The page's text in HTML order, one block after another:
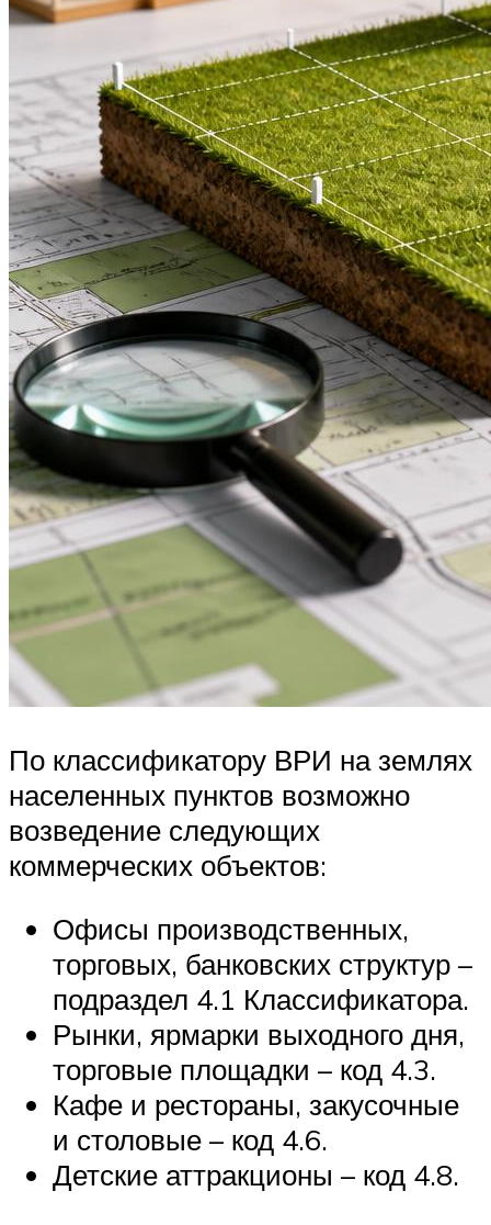
По классификатору ВРИ на землях
населенных пунктов возможно
возведение следующих
коммерческих объектов:
Офисы производственных,
торговых, банковских структур –
подраздел 4.1 Классификатора.
Рынки, ярмарки выходного дня,
торговые площадки – код 4.3.
Кафе и рестораны, закусочные
и столовые – код 4.6.
Детские аттракционы – код 4.8.